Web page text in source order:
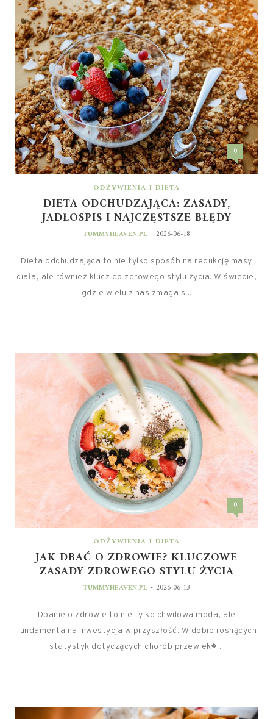
0
ODŻYWIENIA I DIETA
DIETA ODCHUDZAJĄCA: ZASADY,
JADŁOSPIS I NAJCZĘSTSZE BŁĘDY
TUMMYHEAVEN.PL - 2026-06-18
Dieta odchudzająca to nie tylko sposób na redukcję masy
ciała, ale również klucz do zdrowego stylu życia. W świecie,
gdzie wielu z nas zmaga s...
0
ODŻYWIENIA I DIETA
JAK DBAĆ O ZDROWIE? KLUCZOWE
ZASADY ZDROWEGO STYLU ŻYCIA
TUMMYHEAVEN.PL - 2026-06-13
Dbanie o zdrowie to nie tylko chwilowa moda, ale
fundamentalna inwestycja w przyszłość. W dobie rosnących
statystyk dotyczących chorób przewlek�...